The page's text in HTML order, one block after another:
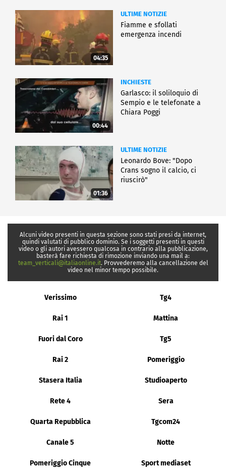
04:35
ULTIME NOTIZIE
Fiamme e sfollati
emergenza incendi
00:44
INCHIESTE
Garlasco: il soliloquio di
Sempio e le telefonate a
Chiara Poggi
01:36
ULTIME NOTIZIE
Leonardo Bove: "Dopo
Crans sogno il calcio, ci
riuscirò"
Alcuni video presenti in questa sezione sono stati presi da internet,
quindi valutati di pubblico dominio. Se i soggetti presenti in questi
video o gli autori avessero qualcosa in contrario alla pubblicazione,
basterà fare richiesta di rimozione inviando una mail a:
team_verticali@italiaonline.it. Provvederemo alla cancellazione del
video nel minor tempo possibile.
Verissimo Tg4
Rai 1 Mattina
Fuori dal Coro Tg5
Rai 2 Pomeriggio
Stasera Italia Studioaperto
Rete 4 Sera
Quarta Repubblica Tgcom24
Canale 5 Notte
Pomeriggio Cinque Sport mediaset